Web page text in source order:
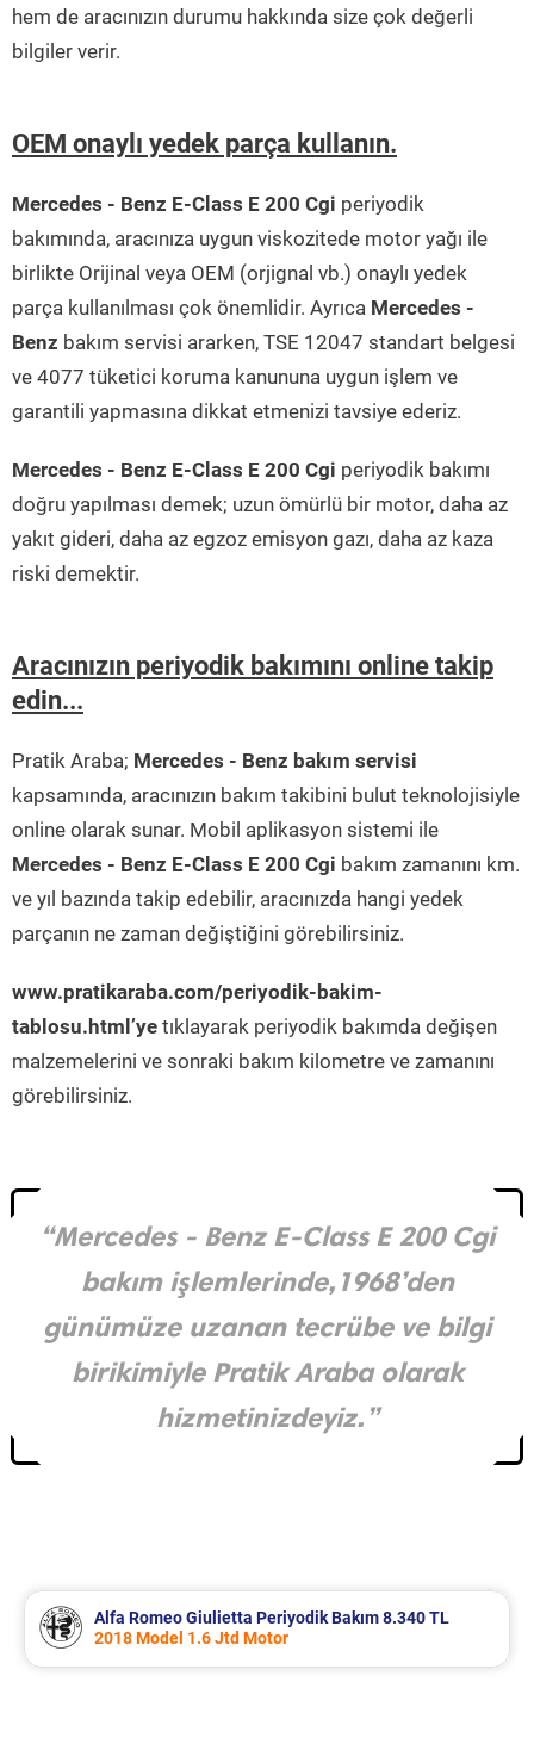
hem de aracınızın durumu hakkında size çok değerli
bilgiler verir.
OEM onaylı yedek parça kullanın.
Mercedes - Benz E-Class E 200 Cgi periyodik
bakımında, aracınıza uygun viskozitede motor yağı ile
birlikte Orijinal veya OEM (orjignal vb.) onaylı yedek
parça kullanılması çok önemlidir. Ayrıca Mercedes -
Benz bakım servisi ararken, TSE 12047 standart belgesi
ve 4077 tüketici koruma kanununa uygun işlem ve
garantili yapmasına dikkat etmenizi tavsiye ederiz.
Mercedes - Benz E-Class E 200 Cgi periyodik bakımı
doğru yapılması demek; uzun ömürlü bir motor, daha az
yakıt gideri, daha az egzoz emisyon gazı, daha az kaza
riski demektir.
Aracınızın periyodik bakımını online takip
edin...
Pratik Araba; Mercedes - Benz bakım servisi
kapsamında, aracınızın bakım takibini bulut teknolojisiyle
online olarak sunar. Mobil aplikasyon sistemi ile
Mercedes - Benz E-Class E 200 Cgi bakım zamanını km.
ve yıl bazında takip edebilir, aracınızda hangi yedek
parçanın ne zaman değiştiğini görebilirsiniz.
www.pratikaraba.com/periyodik-bakim-
tablosu.html’ye tıklayarak periyodik bakımda değişen
malzemelerini ve sonraki bakım kilometre ve zamanını
görebilirsiniz.
“Mercedes - Benz E-Class E 200 Cgi
bakım işlemlerinde,1968’den
günümüze uzanan tecrübe ve bilgi
birikimiyle Pratik Araba olarak
hizmetinizdeyiz.”
Alfa Romeo Giulietta Periyodik Bakım 8.340 TL
2018 Model 1.6 Jtd Motor